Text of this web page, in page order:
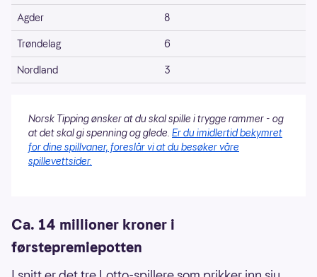
Agder
8
Trøndelag
6
Nordland
3
Norsk Tipping ønsker at du skal spille i trygge rammer - og
at det skal gi spenning og glede. Er du imidlertid bekymret
for dine spillvaner, foreslår vi at du besøker våre
spillevettsider.
Ca. 14 millioner kroner i
førstepremiepotten